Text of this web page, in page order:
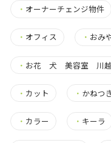
・ オーナーチェンジ物件
・ オフィス ・ おみ
・ お花 犬 美容室 川
・ カット ・ かねつ
・ カラー ・ キーラ